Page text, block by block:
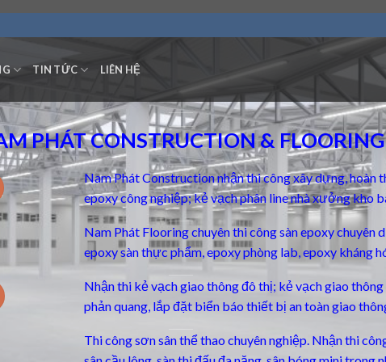
TIN TỨC LIÊN HỆ
PHÁT CONSTRUCTION & FLOORING
Nam Phát Construction nhận thi công xây dựng, hoàn
epoxy công nghiệp; kẻ vạch phân line nhà xưởng kho
Nam Phát Flooring chuyên thi côngsàn epoxy chuyên
epoxy sàn thực phẩm, epoxy phòng lab, epoxy kháng
Nhận thi kẻ vạch giao thông đô thị; kẻ vạch giao
phản quang, lắp đặt biển báo thiết bị an toàn giao
Thi công sơn sân thể thao chuyên nghiệp. Nhận thi